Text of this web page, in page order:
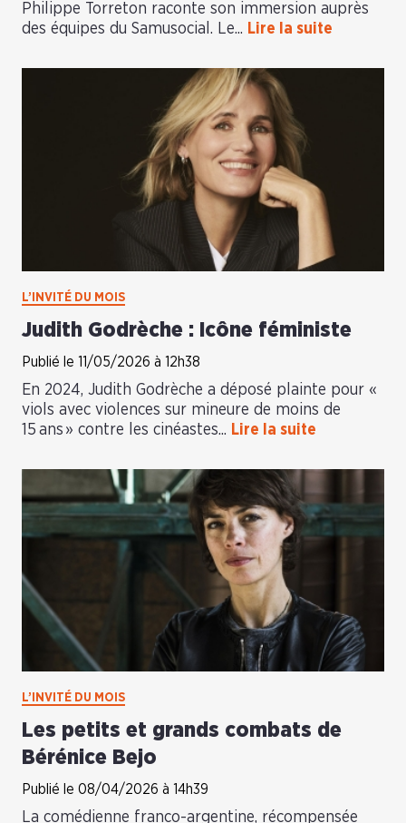
Philippe Torreton raconte son immersion auprès
des équipes du Samusocial. Le... Lire la suite
L’INVITÉ DU MOIS
Judith Godrèche : Icône féministe
Publié le 11/05/2026 à 12h38
En 2024, Judith Godrèche a déposé plainte pour «
viols avec violences sur mineure de moins de
15 ans » contre les cinéastes... Lire la suite
L’INVITÉ DU MOIS
Les petits et grands combats de
Bérénice Bejo
Publié le 08/04/2026 à 14h39
La comédienne franco-argentine, récompensée